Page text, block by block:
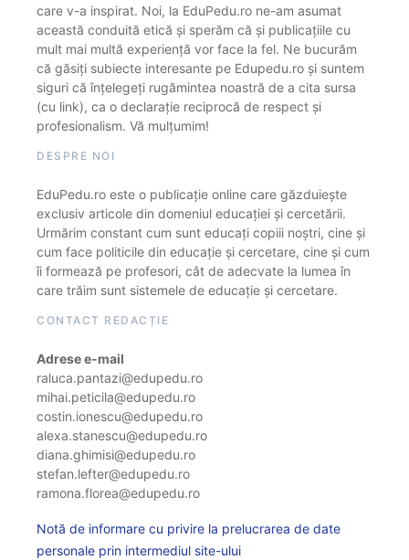
care v-a inspirat. Noi, la EduPedu.ro ne-am asumat
această conduită etică și sperăm că și publicațiile cu
mult mai multă experiență vor face la fel. Ne bucurăm
că găsiți subiecte interesante pe Edupedu.ro și suntem
siguri că înțelegeți rugămintea noastră de a cita sursa
(cu link), ca o declarație reciprocă de respect și
profesionalism. Vă mulțumim!
DESPRE NOI
EduPedu.ro este o publicație online care găzduiește
exclusiv articole din domeniul educației și cercetării.
Urmărim constant cum sunt educați copiii noștri, cine și
cum face politicile din educație și cercetare, cine și cum
îi formează pe profesori, cât de adecvate la lumea în
care trăim sunt sistemele de educație și cercetare.
CONTACT REDACȚIE
Adrese e-mail
raluca.pantazi@edupedu.ro
mihai.peticila@edupedu.ro
costin.ionescu@edupedu.ro
alexa.stanescu@edupedu.ro
diana.ghimisi@edupedu.ro
stefan.lefter@edupedu.ro
ramona.florea@edupedu.ro
Notă de informare cu privire la prelucrarea de date
personale prin intermediul site-ului